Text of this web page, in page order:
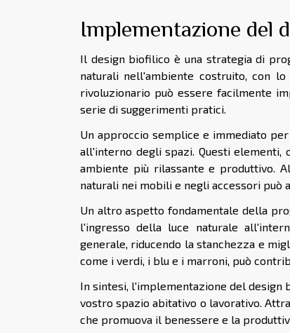
Implementazione del
Il design biofilico è una strategia di
naturali nell'ambiente costruito, con
rivoluzionario può essere facilmente
serie di suggerimenti pratici.
Un approccio semplice e immediato
all'interno degli spazi. Questi elementi,
ambiente più rilassante e produttivo.
naturali nei mobili e negli accessori può
Un altro aspetto fondamentale della
l'ingresso della luce naturale
generale, riducendo la stanchezza e
come i verdi, i blu e i marroni, può
In sintesi, l'implementazione del
vostro spazio abitativo o lavorativo.
che promuova il benessere e la